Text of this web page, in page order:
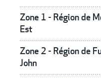
Zone 1 - Région de
Est
Zone 2 - Région de
John